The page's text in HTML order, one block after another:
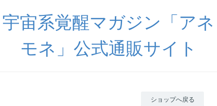
宇宙系覚醒マガジン「アネ
モネ」公式通販サイト
ショップへ戻る